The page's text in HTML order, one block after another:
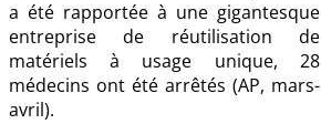
a été rapportée à une gigantesque
entreprise de réutilisation de
matériels à usage unique, 28
médecins ont été arrêtés (AP, mars-
avril).